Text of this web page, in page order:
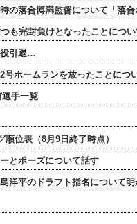
の落合博満監督について「落
も完封負けとなったことにつ
役引退…
ホームランを放ったことにつ
手一覧
位表（8月9日終了時点）
とポーズについて話す
洋平のドラフト指名について明